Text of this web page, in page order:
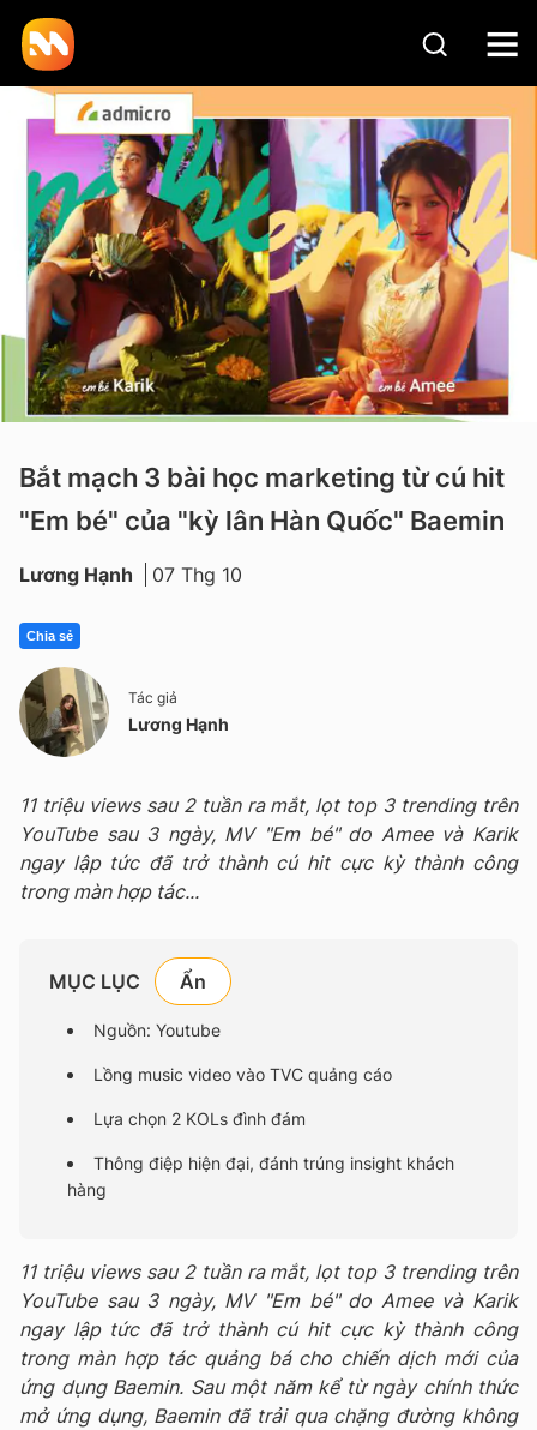
Bắt mạch 3 bài học marketing từ cú hit
"Em bé" của "kỳ lân Hàn Quốc" Baemin
Lương Hạnh 07 Thg 10
Chia sẻ
Tác giả
Lương Hạnh
11 triệu views sau 2 tuần ra mắt, lọt top 3 trending trên
YouTube sau 3 ngày, MV "Em bé" do Amee và Karik
ngay lập tức đã trở thành cú hit cực kỳ thành công
trong màn hợp tác...
MỤC LỤC
Nguồn: Youtube
Lồng music video vào TVC quảng cáo
Lựa chọn 2 KOLs đình đám
Thông điệp hiện đại, đánh trúng insight khách
hàng
11 triệu views sau 2 tuần ra mắt, lọt top 3 trending trên
YouTube sau 3 ngày, MV "Em bé" do Amee và Karik
ngay lập tức đã trở thành cú hit cực kỳ thành công
trong màn hợp tác quảng bá cho chiến dịch mới của
ứng dụng Baemin. Sau một năm kể từ ngày chính thức
mở ứng dụng, Baemin đã trải qua chặng đường không